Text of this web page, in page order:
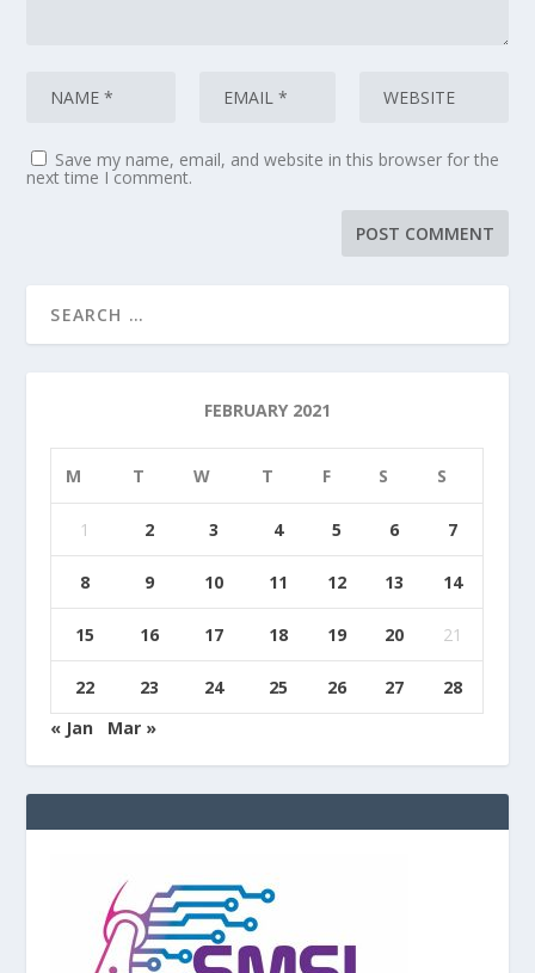
Save my name, email, and website in this browser for the
next time I comment.
FEBRUARY 2021
M T W T F S S
1 2 3 4 5 6 7
8 9 10 11 12 13 14
15 16 17 18 19 20 21
22 23 24 25 26 27
28
« Jan
Mar »